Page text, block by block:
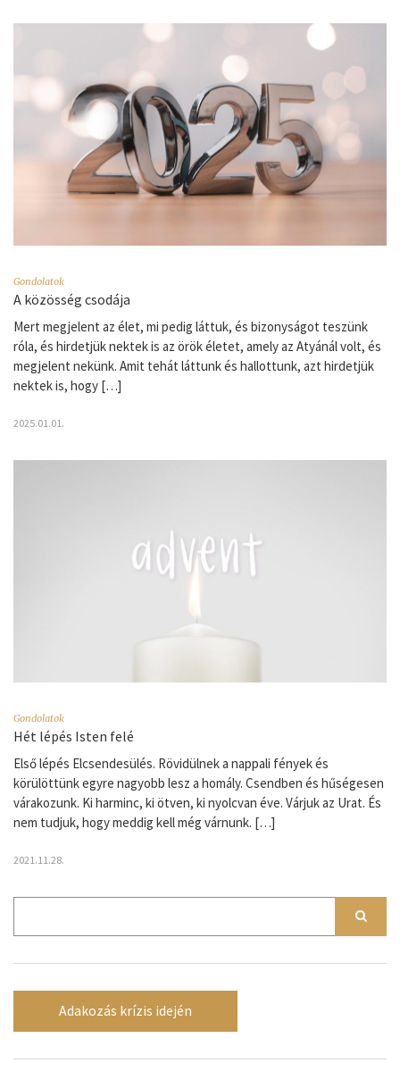
Gondolatok
A közösség csodája
Mert megjelent az élet, mi pedig láttuk, és bizonyságot teszünk
róla, és hirdetjük nektek is az örök életet, amely az Atyánál volt, és
megjelent nekünk. Amit tehát láttunk és hallottunk, azt hirdetjük
nektek is, hogy […]
2025.01.01.
Gondolatok
Hét lépés Isten felé
Első lépés Elcsendesülés. Rövidülnek a nappali fények és
körülöttünk egyre nagyobb lesz a homály. Csendben és hűségesen
várakozunk. Ki harminc, ki ötven, ki nyolcvan éve. Várjuk az Urat. És
nem tudjuk, hogy meddig kell még várnunk. […]
2021.11.28.
Adakozás krízis idején